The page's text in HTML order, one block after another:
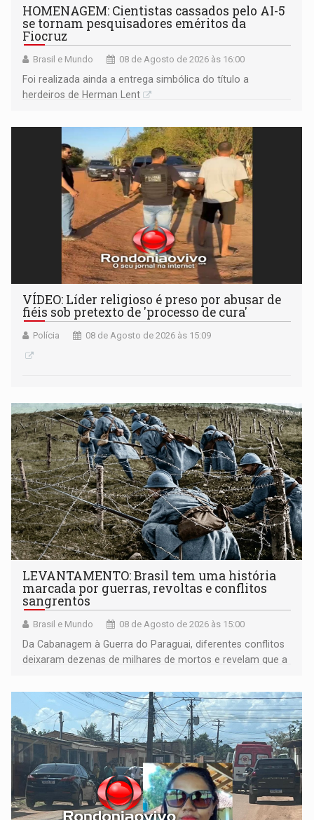
HOMENAGEM: Cientistas cassados pelo AI-5
se tornam pesquisadores eméritos da
Fiocruz
Brasil e Mundo 08 de Agosto de 2026 às 16:00
Foi realizada ainda a entrega simbólica do título a
herdeiros de Herman Lent
VÍDEO: Líder religioso é preso por abusar de
fiéis sob pretexto de 'processo de cura'
Polícia 08 de Agosto de 2026 às 15:09
LEVANTAMENTO: Brasil tem uma história
marcada por guerras, revoltas e conflitos
sangrentos
Brasil e Mundo 08 de Agosto de 2026 às 15:00
Da Cabanagem à Guerra do Paraguai, diferentes conflitos
deixaram dezenas de milhares de mortos e revelam que a
territoriais e sociais